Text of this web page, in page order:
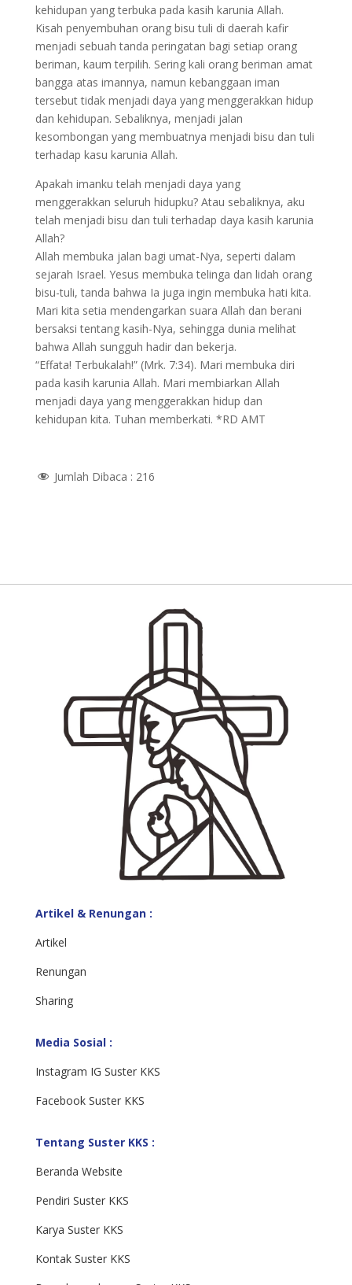
kehidupan yang terbuka pada kasih karunia Allah.
Kisah penyembuhan orang bisu tuli di daerah kafir
menjadi sebuah tanda peringatan bagi setiap orang
beriman, kaum terpilih. Sering kali orang beriman amat
bangga atas imannya, namun kebanggaan iman
tersebut tidak menjadi daya yang menggerakkan hidup
dan kehidupan. Sebaliknya, menjadi jalan
kesombongan yang membuatnya menjadi bisu dan tuli
terhadap kasu karunia Allah.
Apakah imanku telah menjadi daya yang
menggerakkan seluruh hidupku? Atau sebaliknya, aku
telah menjadi bisu dan tuli terhadap daya kasih karunia
Allah?
Allah membuka jalan bagi umat-Nya, seperti dalam
sejarah Israel. Yesus membuka telinga dan lidah orang
bisu-tuli, tanda bahwa Ia juga ingin membuka hati kita.
Mari kita setia mendengarkan suara Allah dan berani
bersaksi tentang kasih-Nya, sehingga dunia melihat
bahwa Allah sungguh hadir dan bekerja.
“Effata! Terbukalah!” (Mrk. 7:34). Mari membuka diri
pada kasih karunia Allah. Mari membiarkan Allah
menjadi daya yang menggerakkan hidup dan
kehidupan kita. Tuhan memberkati. *RD AMT
Jumlah Dibaca : 216
Artikel & Renungan :
Artikel
Renungan
Sharing
Media Sosial :
Instagram IG Suster KKS
Facebook Suster KKS
Tentang Suster KKS :
Beranda Website
Pendiri Suster KKS
Karya Suster KKS
Kontak Suster KKS